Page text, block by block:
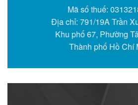
Mã số thuế:
Địa chỉ: 791/19A Trần
Khu phố 67, Phường
Thành phố Hồ Chí